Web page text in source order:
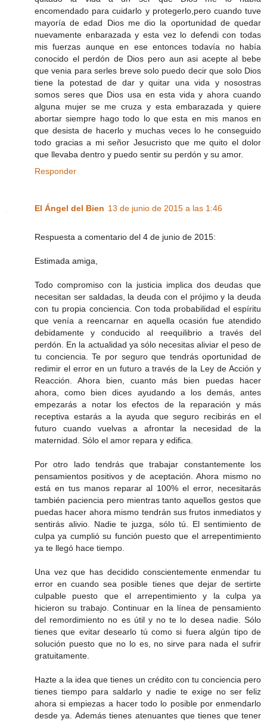
encomendado para cuidarlo y protegerlo,pero cuando tuve
mayoría de edad Dios me dio la oportunidad de quedar
nuevamente enbarazada y esta vez lo defendi con todas
mis fuerzas aunque en ese entonces todavía no había
conocido el perdón de Dios pero aun asi acepte al bebe
que venia para serles breve solo puedo decir que solo Dios
tiene la potestad de dar y quitar una vida y nosostras
somos seres que Dios usa en esta vida y ahora cuando
alguna mujer se me cruza y esta embarazada y quiere
abortar siempre hago todo lo que esta en mis manos en
que desista de hacerlo y muchas veces lo he conseguido
todo gracias a mi señor Jesucristo que me quito el dolor
que llevaba dentro y puedo sentir su perdón y su amor.
Responder
El Ángel del Bien 13 de junio de 2015 a las 1:46
Respuesta a comentario del 4 de junio de 2015:
Estimada amiga,
Todo compromiso con la justicia implica dos deudas que
necesitan ser saldadas, la deuda con el prójimo y la deuda
con tu propia conciencia. Con toda probabilidad el espíritu
que venía a reencarnar en aquella ocasión fue atendido
debidamente y conducido al reequilibrio a través del
perdón. En la actualidad ya sólo necesitas aliviar el peso de
tu conciencia. Te por seguro que tendrás oportunidad de
redimir el error en un futuro a través de la Ley de Acción y
Reacción. Ahora bien, cuanto más bien puedas hacer
ahora, como bien dices ayudando a los demás, antes
empezarás a notar los efectos de la reparación y más
receptiva estarás a la ayuda que seguro recibirás en el
futuro cuando vuelvas a afrontar la necesidad de la
maternidad. Sólo el amor repara y edifica.
Por otro lado tendrás que trabajar constantemente los
pensamientos positivos y de aceptación. Ahora mismo no
está en tus manos reparar al 100% el error, necesitarás
también paciencia pero mientras tanto aquellos gestos que
puedas hacer ahora mismo tendrán sus frutos inmediatos y
sentirás alivio. Nadie te juzga, sólo tú. El sentimiento de
culpa ya cumplió su función puesto que el arrepentimiento
ya te llegó hace tiempo.
Una vez que has decidido conscientemente enmendar tu
error en cuando sea posible tienes que dejar de sertirte
culpable puesto que el arrepentimiento y la culpa ya
hicieron su trabajo. Continuar en la línea de pensamiento
del remordimiento no es útil y no te lo desea nadie. Sólo
tienes que evitar desearlo tú como si fuera algún tipo de
solución puesto que no lo es, no sirve para nada el sufrir
gratuitamente.
Hazte a la idea que tienes un crédito con tu conciencia pero
tienes tiempo para saldarlo y nadie te exige no ser feliz
ahora si empiezas a hacer todo lo posible por enmendarlo
desde ya. Además tienes atenuantes que tienes que tener